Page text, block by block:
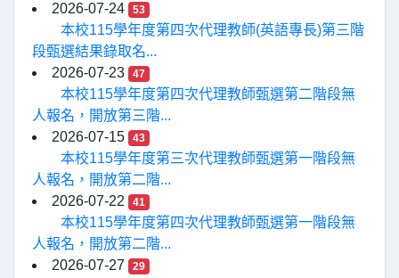
2026-07-24
53
本校115學年度第四次代理教師(英語專長)第三階
段甄選結果錄取名...
2026-07-23
47
本校115學年度第四次代理教師甄選第二階段無
人報名，開放第三階...
2026-07-15
43
本校115學年度第三次代理教師甄選第一階段無
人報名，開放第二階...
2026-07-22
41
本校115學年度第四次代理教師甄選第一階段無
人報名，開放第二階...
2026-07-27
29